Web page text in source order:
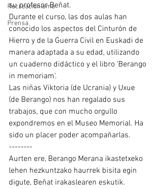
Recreacionismo
Prensa
su profesor Beñat.
Durante el curso, las dos aulas han
conocido los aspectos del Cinturón de
Hierro y de la Guerra Civil en Euskadi de
manera adaptada a su edad, utilizando
un cuaderno didáctico y el libro 'Berango
in memoriam'.
Las niñas Viktoria (de Ucrania) y Uxue
(de Berango) nos han regalado sus
trabajos, que con mucho orgullo
expondremos en el Museo Memorial. Ha
sido un placer poder acompañarlas.
--------
Aurten ere, Berango Merana ikastetxeko
lehen hezkuntzako haurrek bisita egin
digute, Beñat irakaslearen eskutik.